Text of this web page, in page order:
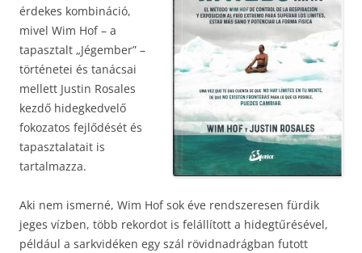
érdekes kombináció,
mivel Wim Hof – a
tapasztalt „Jégember” –
történetei és tanácsai
mellett Justin Rosales
kezdő hidegkedvelő
fokozatos fejlődését és
tapasztalatait is
tartalmazza.
Aki nem ismerné, Wim Hof sok éve rendszeresen fürdik
jeges vízben, több rekordot is felállított a hidegtűrésével,
például a sarkvidéken egy szál rövidnadrágban futott